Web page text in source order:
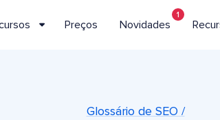
Preços Novidades
1
Glossário de SEO /